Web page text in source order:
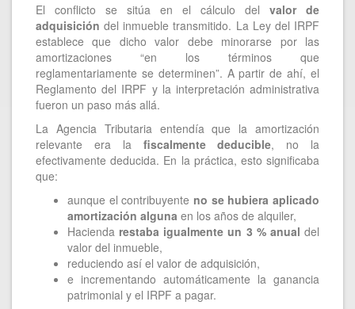
El conflicto se sitúa en el cálculo del valor de
adquisición del inmueble transmitido. La Ley del IRPF
establece que dicho valor debe minorarse por las
amortizaciones “en los términos que
reglamentariamente se determinen”. A partir de ahí, el
Reglamento del IRPF y la interpretación administrativa
fueron un paso más allá.
La Agencia Tributaria entendía que la amortización
relevante era la fiscalmente deducible, no la
efectivamente deducida. En la práctica, esto significaba
que:
aunque el contribuyente no se hubiera aplicado
amortización alguna en los años de alquiler,
Hacienda restaba igualmente un 3 % anual del
valor del inmueble,
reduciendo así el valor de adquisición,
e incrementando automáticamente la ganancia
patrimonial y el IRPF a pagar.